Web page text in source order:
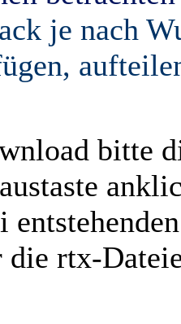
je nach
bitte
die rtx-